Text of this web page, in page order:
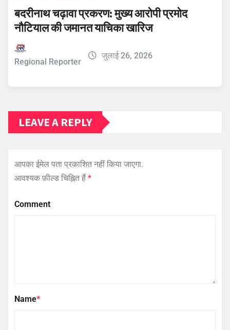
बदरीनाथ चढ़ावा प्रकरण: मुख्य आरोपी प्रमोद
नौटियाल की जमानत याचिका खारिज
Regional Reporter
जुलाई 26, 2026
LEAVE A REPLY
आपका ईमेल पता प्रकाशित नहीं किया जाएगा.
आवश्यक फ़ील्ड चिह्नित हैं*
Comment
Name*